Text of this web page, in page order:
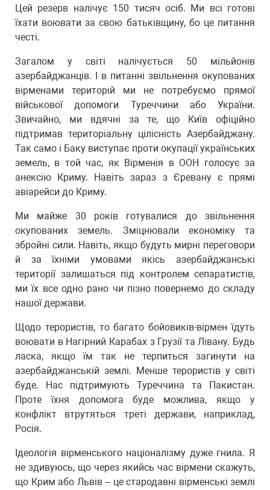
Цей резерв налічує 150 тисяч осіб. Ми всі готові
їхати воювати за свою батьківщину, бо це питання
честі.
Загалом у світі налічується 50 мільйонів
азербайджанців. І в питанні звільнення окупованих
вірменами територій ми не потребуємо прямої
військової допомоги Туреччини або України.
Звичайно, ми вдячні за те, що Київ офіційно
підтримав територіальну цілісність Азербайджану.
Так само і Баку виступає проти окупації українських
земель, в той час, як Вірменія в ООН голосує за
анексію Криму. Навіть зараз з Єревану є прямі
авіарейси до Криму.
Ми майже 30 років готувалися до звільнення
окупованих земель. Зміцнювали економіку та
збройні сили. Навіть, якщо будуть мирні переговори
й за їхніми умовами якісь азербайджанські
території залишаться під контролем сепаратистів,
ми їх все одно рано чи пізно повернемо до складу
нашої держави.
Щодо терористів, то багато бойовиків-вірмен їдуть
воювати в Нагірний Карабах з Грузії та Лівану. Будь
ласка, якщо їм так не терпиться загинути на
азербайджанській землі. Менше терористів у світі
буде. Нас підтримують Туреччина та Пакистан.
Проте їхня допомога буде можлива, якщо у
конфлікт втрутяться треті держави, наприклад,
Росія.
Ідеологія вірменського націоналізму дуже гнила. Я
не здивуюсь, що через якийсь час вірмени скажуть,
що Крим або Львів – це стародавні вірменські землі